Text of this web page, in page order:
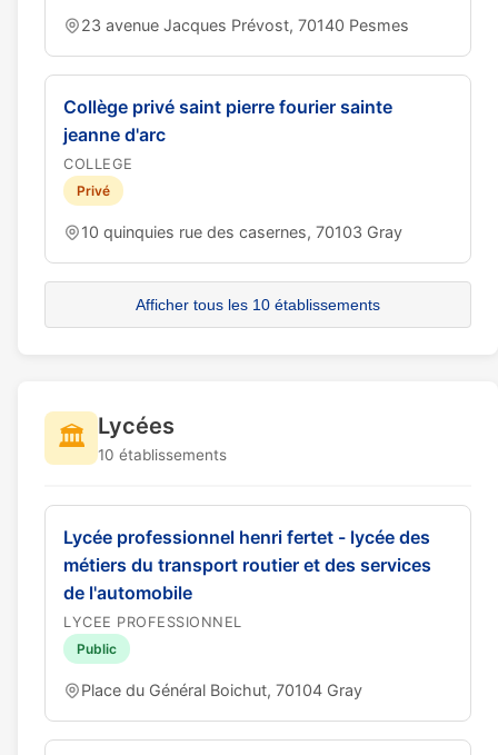
23 avenue Jacques Prévost, 70140 Pesmes
Collège privé saint pierre fourier sainte
jeanne d'arc
COLLEGE
Privé
10 quinquies rue des casernes, 70103 Gray
Afficher tous les 10 établissements
🏛️ Lycées
10 établissements
Lycée professionnel henri fertet - lycée des
métiers du transport routier et des services
de l'automobile
LYCEE PROFESSIONNEL
Public
Place du Général Boichut, 70104 Gray